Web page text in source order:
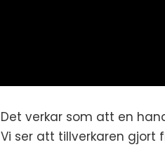
Det verkar som att en
Vi ser att tillverkaren gjort